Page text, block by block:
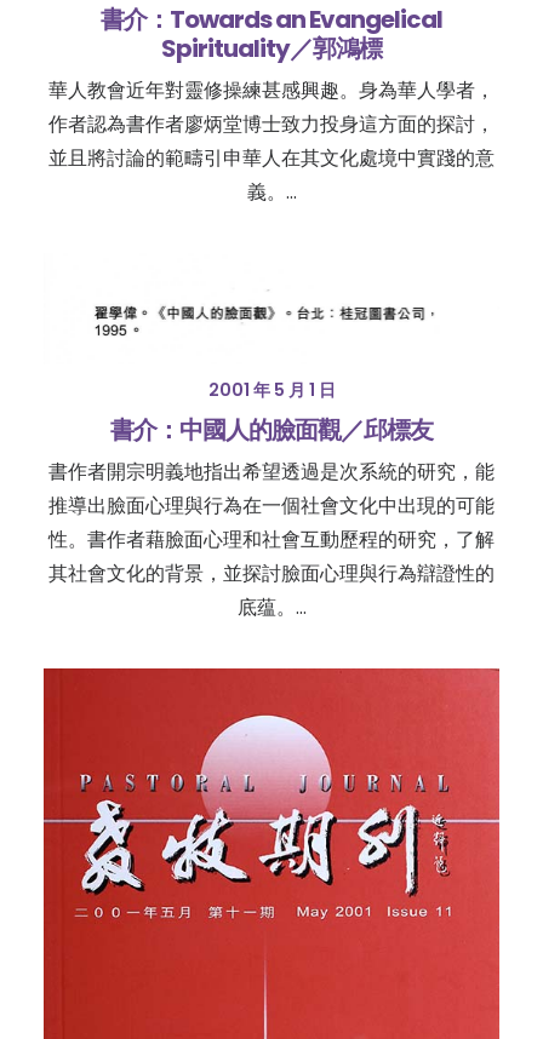
書介：Towards an Evangelical
Spirituality／郭鴻標
華人教會近年對靈修操練甚感興趣。身為華人學者，
作者認為書作者廖炳堂博士致力投身這方面的探討，
並且將討論的範疇引申華人在其文化處境中實踐的意
義。…
2001 年 5 月 1 日
書介：中國人的臉面觀／邱標友
書作者開宗明義地指出希望透過是次系統的研究，能
推導出臉面心理與行為在一個社會文化中出現的可能
性。書作者藉臉面心理和社會互動歷程的研究，了解
其社會文化的背景，並探討臉面心理與行為辯證性的
底蕴。…